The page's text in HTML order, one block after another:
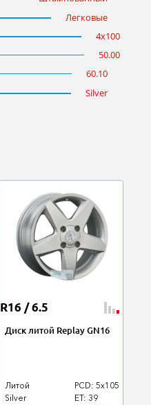
Легковые
4x100
50.00
60.10
Silver
R16 / 6.5
Диск литой Replay GN16
Литой
Silver
PCD: 5x105
ET: 39